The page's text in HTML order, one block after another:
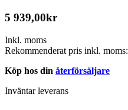
5 939,00kr
Inkl. moms
Rekommenderat pris inkl. moms:
Köp hos din återförsäljare
Inväntar leverans